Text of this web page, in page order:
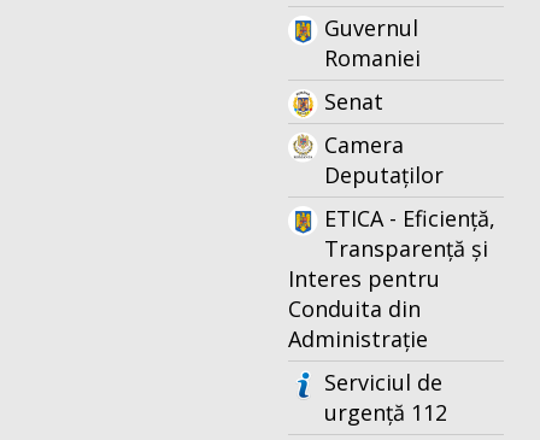
Guvernul
Romaniei
Senat
Camera
Deputaților
ETICA - Eficiență,
Transparență și
Interes pentru
Conduita din
Administrație
Serviciul de
urgență 112